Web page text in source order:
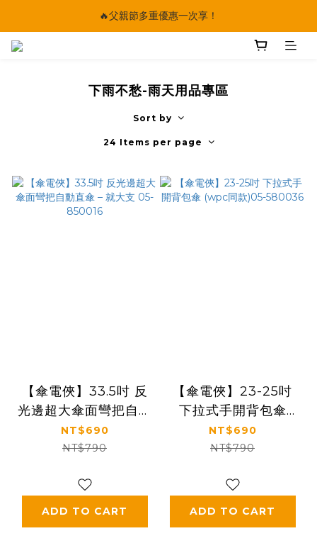
🔥父親節多重優惠一次享！
🔥父親節多重優惠一次享！
🔥父親節多重優惠一次享！
下雨不愁-雨天用品專區
Sort by
24 Items per page
【傘電俠】33.5吋 反
光邊超大傘面彎把自動
直傘 – 就大支 05-
850016
NT$690
NT$790
ADD TO CART
【傘電俠】23-25吋
下拉式手開背包傘
(wpc同款)05-
580036
NT$690
NT$790
ADD TO CART